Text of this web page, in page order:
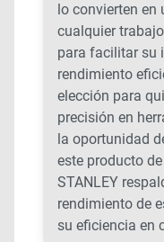
lo convierten en
cualquier
para facilitar su
rendimiento
elección para
precisión en
la oportunidad
este producto
STANLEY
rendimiento de
su eficiencia en